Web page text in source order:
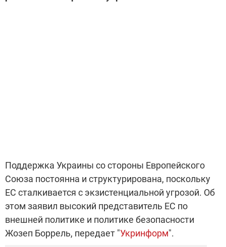
Поддержка Украины со стороны Европейского
Союза постоянна и структурирована, поскольку
ЕС сталкивается с экзистенциальной угрозой. Об
этом заявил высокий представитель ЕС по
внешней политике и политике безопасности
Жозеп Боррель, передает "Укринформ".